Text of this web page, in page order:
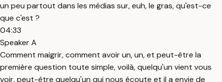
un peu partout dans les médias sur, euh, le gras, qu'est-ce
que c'est ?
04:33
Speaker A
Comment maigrir, comment avoir un, un, et peut-être la
première question toute simple, voilà, quelqu'un vient vous
voir, peut-être quelqu'un qui nous écoute et il a envie de